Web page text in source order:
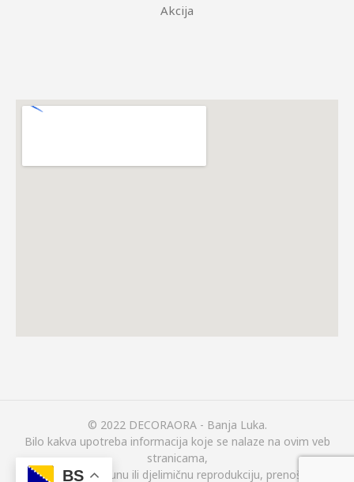
Akcija
© 2022 DECORAORA - Banja Luka.
Bilo kakva upotreba informacija koje se nalaze na ovim veb
stranicama,
(uključujući i potpunu ili djelimičnu reprodukciju, prenošenje ili
BS